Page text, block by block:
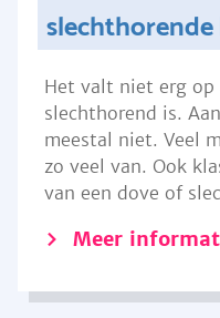
Het valt niet erg
slechthorend is.
meestal niet. Veel
zo veel van. Ook
van een dove of
Meer